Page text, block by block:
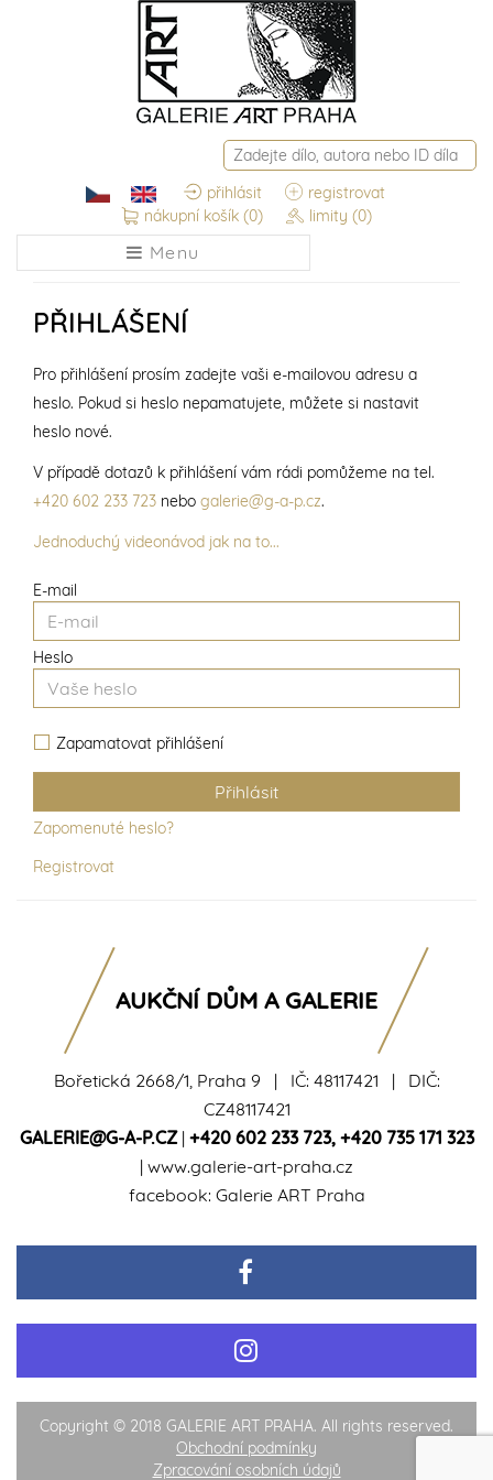
přihlásit
registrovat
nákupní košík (0) limity (0)
Menu
PŘIHLÁŠENÍ
E-mail
Heslo
Zapamatovat přihlášení
Zapomenuté heslo?
Registrovat
Pro přihlášení prosím zadejte vaši e-mailovou adresu a
heslo. Pokud si heslo nepamatujete, můžete si nastavit
heslo nové.
V případě dotazů k přihlášení vám rádi pomůžeme na tel.
+420 602 233 723 nebo galerie@g-a-p.cz.
Jednoduchý videonávod jak na to...
Bořetická 2668/1, Praha 9 | IČ: 48117421 | DIČ:
CZ48117421
GALERIE@G-A-P.CZ| +420 602 233 723, +420 735 171 323
| www.galerie-art-praha.cz
facebook: Galerie ART Praha
AUKČNÍ DŮM A GALERIE
Copyright © 2018 GALERIE ART PRAHA. All rights reserved.
Obchodní podmínky
Zpracování osobních údajů